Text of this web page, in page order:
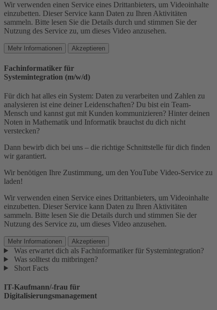
Wir verwenden einen Service eines Drittanbieters, um Videoinhalte
einzubetten. Dieser Service kann Daten zu Ihren Aktivitäten
sammeln. Bitte lesen Sie die Details durch und stimmen Sie der
Nutzung des Service zu, um dieses Video anzusehen.
Mehr Informationen Akzeptieren
Fachinformatiker für
Systemintegration (m/w/d)
Für dich hat alles ein System: Daten zu verarbeiten und Zahlen zu
analysieren ist eine deiner Leidenschaften? Du bist ein Team-
Mensch und kannst gut mit Kunden kommunizieren? Hinter deinen
Noten in Mathematik und Informatik brauchst du dich nicht
verstecken?
Dann bewirb dich bei uns – die richtige Schnittstelle für dich finden
wir garantiert.
Wir benötigen Ihre Zustimmung, um den YouTube Video-Service zu
laden!
Wir verwenden einen Service eines Drittanbieters, um Videoinhalte
einzubetten. Dieser Service kann Daten zu Ihren Aktivitäten
sammeln. Bitte lesen Sie die Details durch und stimmen Sie der
Nutzung des Service zu, um dieses Video anzusehen.
Mehr Informationen Akzeptieren
Was erwartet dich als Fachinformatiker für Systemintegration?
Was solltest du mitbringen?
Short Facts
IT-Kaufmann/-frau für
Digitalisierungsmanagement